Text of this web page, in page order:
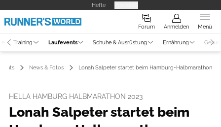
Hefte
Forum Anmelden Menü
Training Laufevents Schuhe & Ausrüstung Ernährung
News & Fotos Lonah Salpeter startet beim Hamburg-Halbmarathon
HELLA HAMBURG HALBMARATHON 2023
Lonah Salpeter startet beim